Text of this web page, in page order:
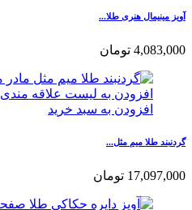
آویز مینیمال هنری طلا...
4,083,000 تومان
افزودن به لیست علاقه مندی
افزودن به سبد خرید
گردنبند طلا میم مثل...
17,097,000 تومان